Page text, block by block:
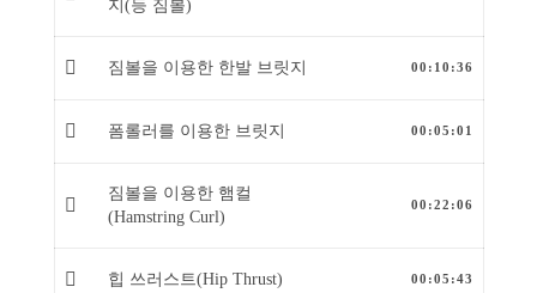
지(등 짐볼)
짐볼을 이용한 한발 브릿지 00:10:36
폼롤러를 이용한 브릿지 00:05:01
짐볼을 이용한 햄컬
(Hamstring Curl)
00:22:06
힙 쓰러스트(Hip Thrust) 00:05:43